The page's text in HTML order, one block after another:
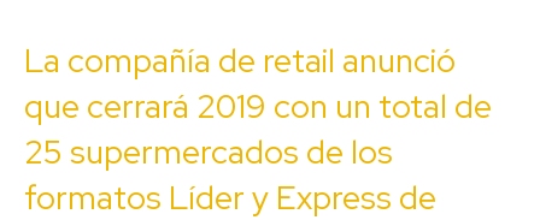
La compañía de retail anunció
que cerrará 2019 con un total de
25 supermercados de los
formatos Líder y Express de